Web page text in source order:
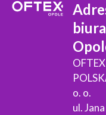
OFTEX
o. o.
ul. Jana